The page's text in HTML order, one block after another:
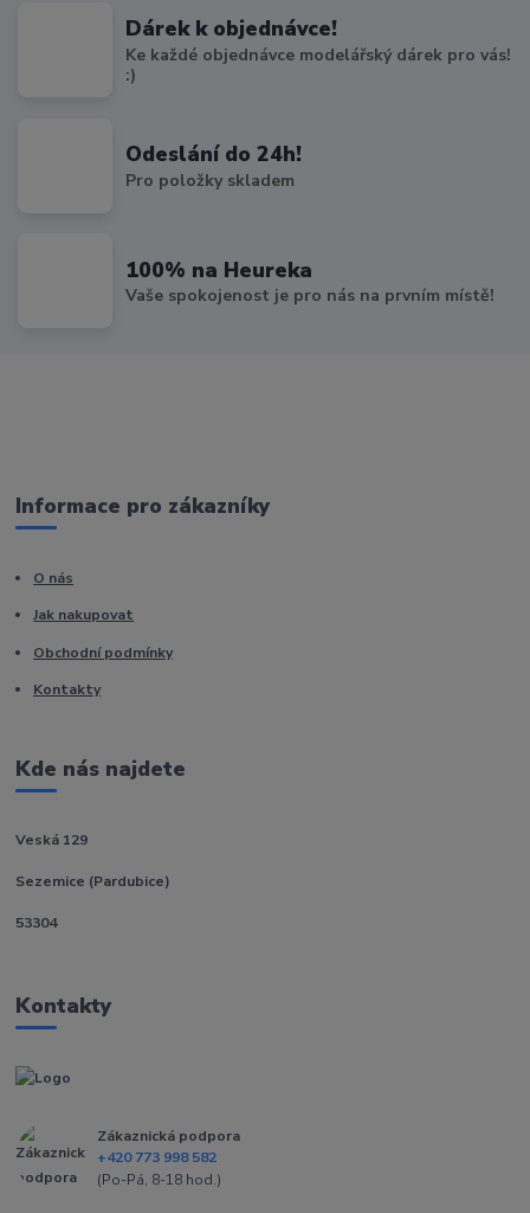
Dárek k objednávce!
Ke každé objednávce modelářský dárek pro vás!
:)
Odeslání do 24h!
Pro položky skladem
100% na Heureka
Vaše spokojenost je pro nás na prvním místě!
Informace pro zákazníky
O nás
Jak nakupovat
Obchodní podmínky
Kontakty
Kde nás najdete
Veská 129
Sezemice (Pardubice)
53304
Kontakty
Zákaznická podpora
+420 773 998 582
(Po-Pá, 8-18 hod.)